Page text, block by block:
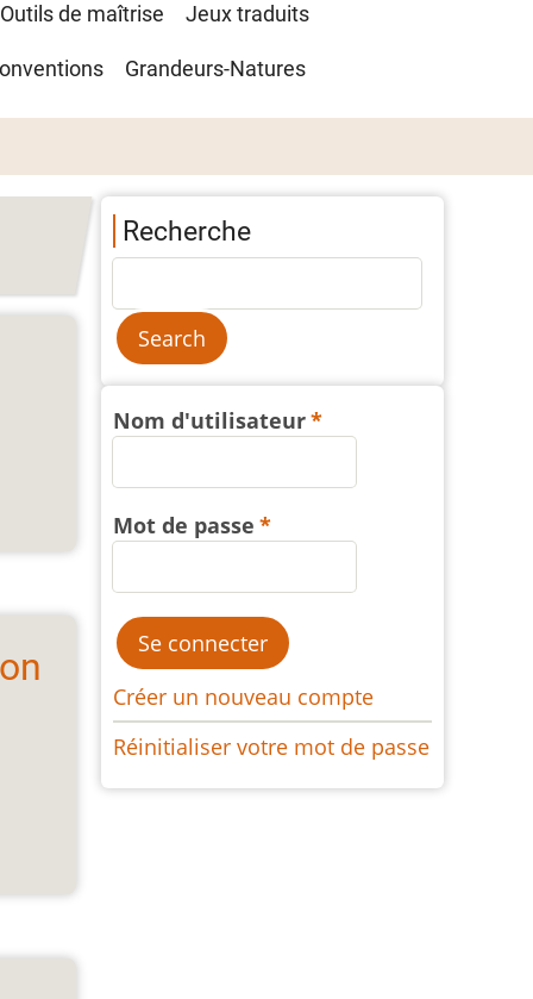
Outils de maîtrise Jeux traduits
Grandeurs-Natures
Recherche
Nom d'utilisateur
Mot de passe
Créer un nouveau compte
Réinitialiser votre mot de passe